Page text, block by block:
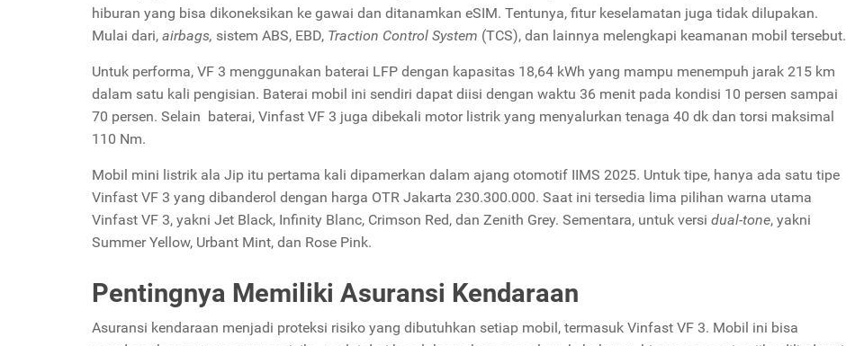
hiburan yang bisa dikoneksikan ke gawai dan ditanamkan eSIM. Tentunya, fitur keselamatan juga tidak dilupakan.
Mulai dari, airbags, sistem ABS, EBD, Traction Control System (TCS), dan lainnya melengkapi keamanan mobil tersebut.
Untuk performa, VF 3 menggunakan baterai LFP dengan kapasitas 18,64 kWh yang mampu menempuh jarak 215 km
dalam satu kali pengisian. Baterai mobil ini sendiri dapat diisi dengan waktu 36 menit pada kondisi 10 persen sampai
70 persen. Selain baterai, Vinfast VF 3 juga dibekali motor listrik yang menyalurkan tenaga 40 dk dan torsi maksimal
110 Nm.
Mobil mini listrik ala Jip itu pertama kali dipamerkan dalam ajang otomotif IIMS 2025. Untuk tipe, hanya ada satu tipe
Vinfast VF 3 yang dibanderol dengan harga OTR Jakarta 230.300.000. Saat ini tersedia lima pilihan warna utama
Vinfast VF 3, yakni Jet Black, Infinity Blanc, Crimson Red, dan Zenith Grey. Sementara, untuk versi dual-tone, yakni
Summer Yellow, Urbant Mint, dan Rose Pink.
Pentingnya Memiliki Asuransi Kendaraan
Asuransi kendaraan menjadi proteksi risiko yang dibutuhkan setiap mobil, termasuk Vinfast VF 3. Mobil ini bisa